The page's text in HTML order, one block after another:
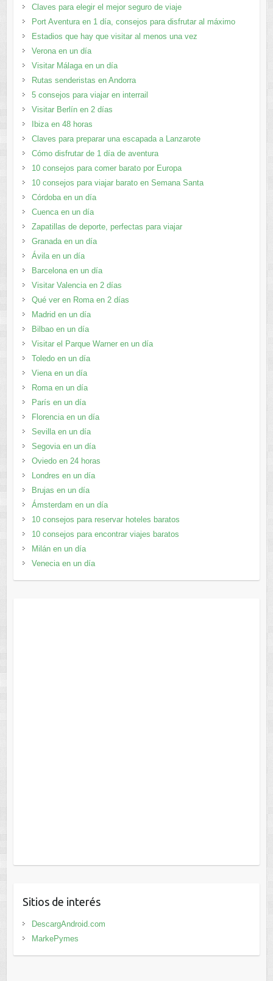
Claves para elegir el mejor seguro de viaje
Port Aventura en 1 día, consejos para disfrutar al máximo
Estadios que hay que visitar al menos una vez
Verona en un día
Visitar Málaga en un día
Rutas senderistas en Andorra
5 consejos para viajar en interrail
Visitar Berlín en 2 días
Ibiza en 48 horas
Claves para preparar una escapada a Lanzarote
Cómo disfrutar de 1 día de aventura
10 consejos para comer barato por Europa
10 consejos para viajar barato en Semana Santa
Córdoba en un día
Cuenca en un día
Zapatillas de deporte, perfectas para viajar
Granada en un día
Ávila en un día
Barcelona en un día
Visitar Valencia en 2 días
Qué ver en Roma en 2 días
Madrid en un día
Bilbao en un día
Visitar el Parque Warner en un día
Toledo en un día
Viena en un día
Roma en un día
París en un día
Florencia en un día
Sevilla en un día
Segovia en un día
Oviedo en 24 horas
Londres en un día
Brujas en un día
Ámsterdam en un día
10 consejos para reservar hoteles baratos
10 consejos para encontrar viajes baratos
Milán en un día
Venecia en un día
Sitios de interés
DescargAndroid.com
MarkePymes